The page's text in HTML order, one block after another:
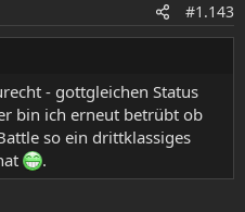
#1.143
- gottgleichen Status
bin ich erneut betrübt ob
so ein drittklassiges
.